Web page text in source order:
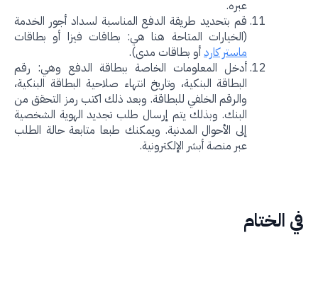
قم بتحديد طريقة الدفع المناسبة لسداد أجور الخدمة
(الخيارات المتاحة هنا هي: بطاقات فيزا أو بطاقات
ماستر كاردأو بطاقات مدى).
أدخل المعلومات الخاصة ببطاقة الدفع وهي: رقم
البطاقة البنكية، وتاريخ انتهاء صلاحية البطاقة البنكية،
والرقم الخلفي للبطاقة. وبعد ذلك اكتب رمز التحقق من
البنك. وبذلك يتم إرسال طلب تجديد الهوية الشخصية
إلى الأحوال المدنية. ويمكنك طبعا متابعة حالة الطلب
عبر منصة أبشر الإلكترونية.
الختام